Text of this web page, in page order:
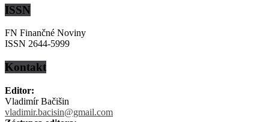
ISSN
FN Finančné Noviny
ISSN 2644-5999
Kontakt
Editor:
Vladimír Bačišin
vladimir.bacisin@gmail.com